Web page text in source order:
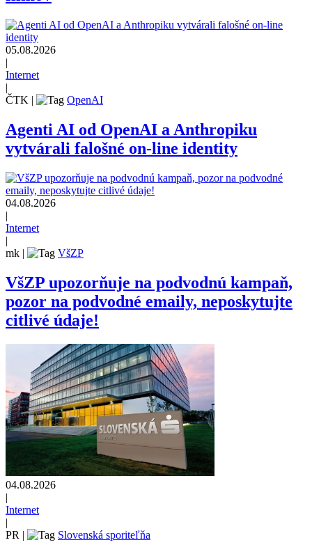
05.08.2026
|
Internet
|
ČTK | OpenAI
Agenti AI od OpenAI a Anthropiku
vytvárali falošné on-line identity
04.08.2026
|
Internet
|
mk | VšZP
VšZP upozorňuje na podvodnú kampaň,
pozor na podvodné emaily, neposkytujte
citlivé údaje!
04.08.2026
|
Internet
|
PR | Slovenská sporiteľňa